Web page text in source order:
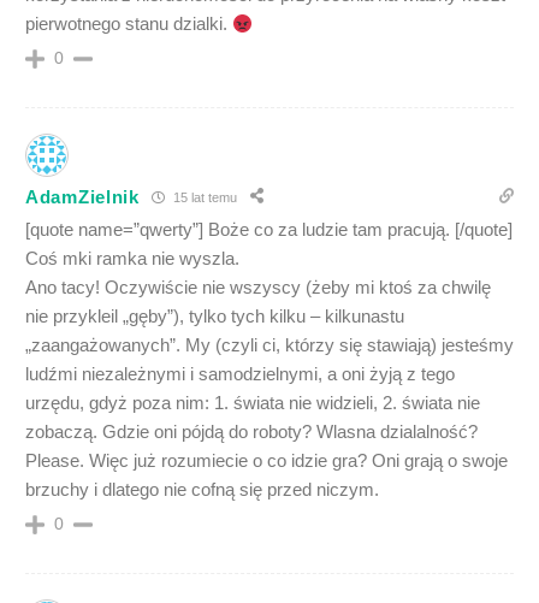
pierwotnego stanu dzialki.
0
AdamZielnik 15 lat temu
[quote name=”qwerty”] Boże co za ludzie tam pracują. [/quote]
Coś mki ramka nie wyszla.
Ano tacy! Oczywiście nie wszyscy (żeby mi ktoś za chwilę
nie przykleil „gęby”), tylko tych kilku – kilkunastu
„zaangażowanych”. My (czyli ci, którzy się stawiają) jesteśmy
ludźmi niezależnymi i samodzielnymi, a oni żyją z tego
urzędu, gdyż poza nim: 1. świata nie widzieli, 2. świata nie
zobaczą. Gdzie oni pójdą do roboty? Wlasna dzialalność?
Please. Więc już rozumiecie o co idzie gra? Oni grają o swoje
brzuchy i dlatego nie cofną się przed niczym.
0